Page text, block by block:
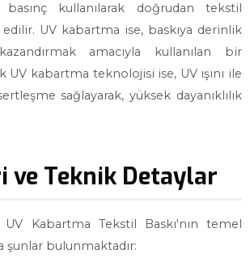
basınç kullanılarak doğrudan tekstil
UV kabartma ise, baskıya derinlik
amacıyla kullanılan bir
UV kabartma teknolojisi ise, UV ışını ile
sağlayarak, yüksek dayanıklılık
ve Teknik Detaylar
UV Kabartma Tekstil Baskı'nın temel
şunlar bulunmaktadır: